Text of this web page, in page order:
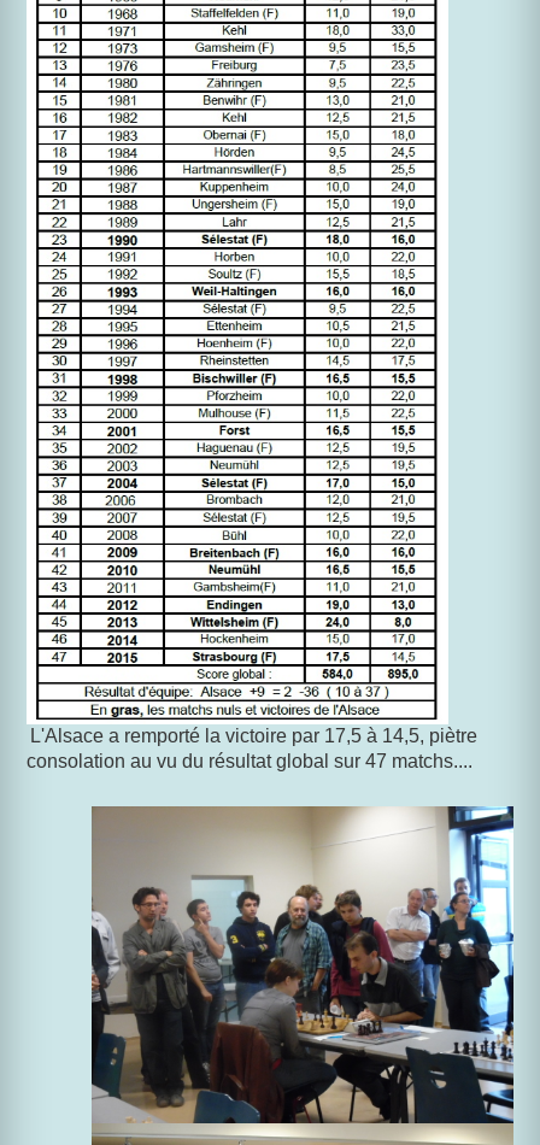
L'Alsace a remporté la victoire par 17,5 à 14,5, piètre
consolation au vu du résultat global sur 47 matchs....